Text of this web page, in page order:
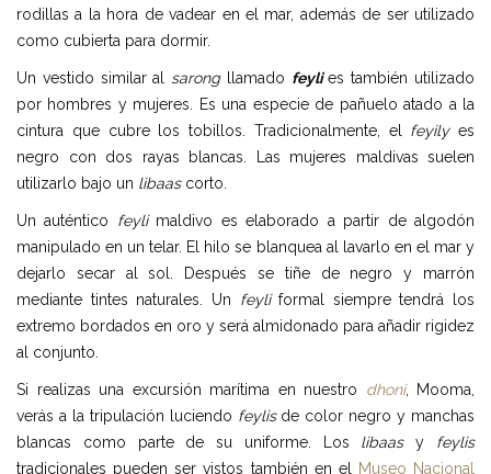
rodillas a la hora de vadear en el mar, además de ser utilizado
como cubierta para dormir.
Un vestido similar al sarongllamado feyli es también utilizado
por hombres y mujeres. Es una especie de pañuelo atado a la
cintura que cubre los tobillos. Tradicionalmente, el feyilyes
negro con dos rayas blancas. Las mujeres maldivas suelen
utilizarlo bajo un libaascorto.
Un auténtico feylimaldivo es elaborado a partir de algodón
manipulado en un telar. El hilo se blanquea al lavarlo en el mar y
dejarlo secar al sol. Después se tiñe de negro y marrón
mediante tintes naturales. Un feyliformal siempre tendrá los
extremo bordados en oro y será almidonado para añadir rigidez
al conjunto.
Si realizas una excursión marítima en nuestro dhoni, Mooma,
verás a la tripulación luciendo feylisde color negro y manchas
blancas como parte de su uniforme. Los libaasy feylis
tradicionales pueden ser vistos también en el
Museo Nacional